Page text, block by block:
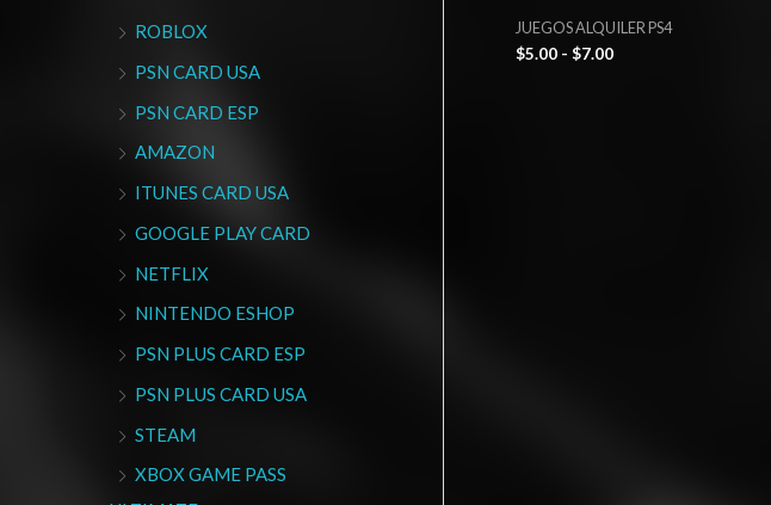
ROBLOX
PSN CARD USA
PSN CARD ESP
AMAZON
ITUNES CARD USA
GOOGLE PLAY CARD
NETFLIX
NINTENDO ESHOP
PSN PLUS CARD ESP
PSN PLUS CARD USA
STEAM
XBOX GAME PASS
JUEGOS ALQUILER PS4
$5.00 - $7.00